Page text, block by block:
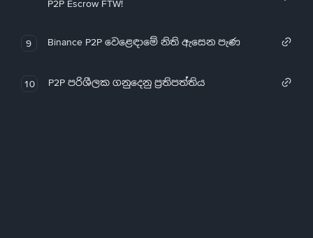
P2P Escrow FTW!
9 Binance P2P වෙළෙඳාමේ නිති ඇසෙන පැණ
10 P2P පරිශීලක ගනුදෙනු ප්‍රතිපත්තිය